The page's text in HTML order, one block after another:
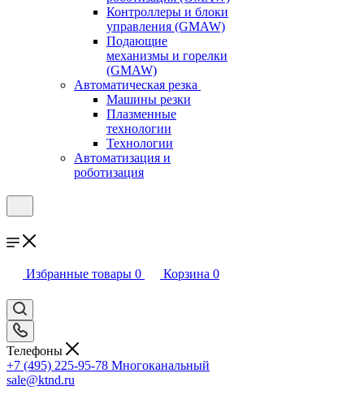
Контроллеры и блоки
управления (GMAW)
Подающие
механизмы и горелки
(GMAW)
Автоматическая резка
Машины резки
Плазменные
технологии
Технологии
Автоматизация и
роботизация
Избранные товары 0 Корзина 0
Телефоны
+7 (495) 225-95-78 Многоканальный
sale@ktnd.ru